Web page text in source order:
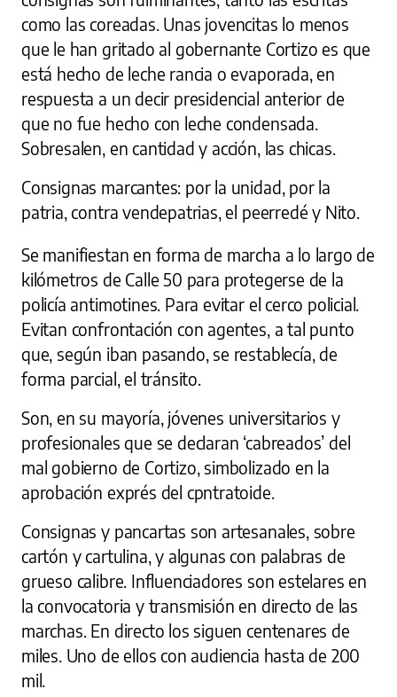
como las coreadas. Unas jovencitas lo menos
que le han gritado al gobernante Cortizo es que
está hecho de leche rancia o evaporada, en
respuesta a un decir presidencial anterior de
que no fue hecho con leche condensada.
Sobresalen, en cantidad y acción, las chicas.
Consignas marcantes: por la unidad, por la
patria, contra vendepatrias, el peerredé y Nito.
Se manifiestan en forma de marcha a lo largo de
kilómetros de Calle 50 para protegerse de la
policía antimotines. Para evitar el cerco policial.
Evitan confrontación con agentes, a tal punto
que, según iban pasando, se restablecía, de
forma parcial, el tránsito.
Son, en su mayoría, jóvenes universitarios y
profesionales que se declaran ‘cabreados’ del
mal gobierno de Cortizo, simbolizado en la
aprobación exprés del cpntratoide.
Consignas y pancartas son artesanales, sobre
cartón y cartulina, y algunas con palabras de
grueso calibre. Influenciadores son estelares en
la convocatoria y transmisión en directo de las
marchas. En directo los siguen centenares de
miles. Uno de ellos con audiencia hasta de 200
mil.